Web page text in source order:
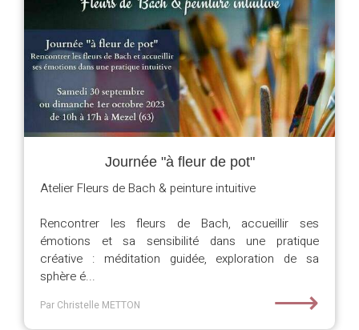
Journée "à fleur de pot"
Atelier Fleurs de Bach & peinture intuitive
Rencontrer les fleurs de Bach, accueillir ses
émotions et sa sensibilité dans une pratique
créative : méditation guidée, exploration de sa
sphère é...
Par Christelle METTON ⟶